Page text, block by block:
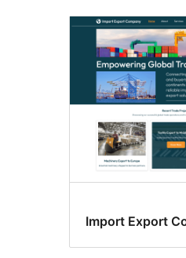
Import Export